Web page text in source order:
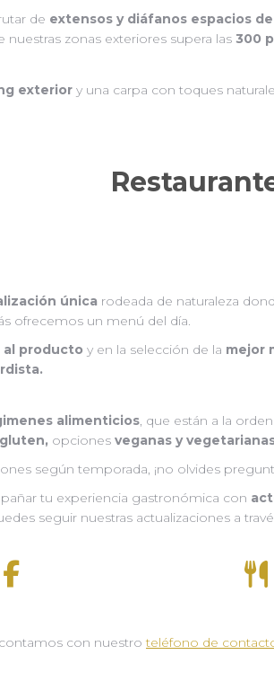
de extensos y diáfanos espacios
nuestras zonas exteriores supera las 300
exterior y una carpa con toques
única rodeada de naturaleza
ofrecemos un menú del día.
producto y en la selección de la mejor
alimenticios, que están a la
opciones veganas y
según temporada, ¡no olvides
tu experiencia gastronómica con
seguir nuestras actualizaciones a
con nuestroteléfono de